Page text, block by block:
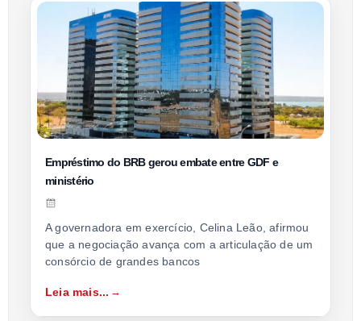
Empréstimo do BRB gerou embate entre GDF e
ministério
A governadora em exercício, Celina Leão, afirmou
que a negociação avança com a articulação de um
consórcio de grandes bancos
Leia mais...